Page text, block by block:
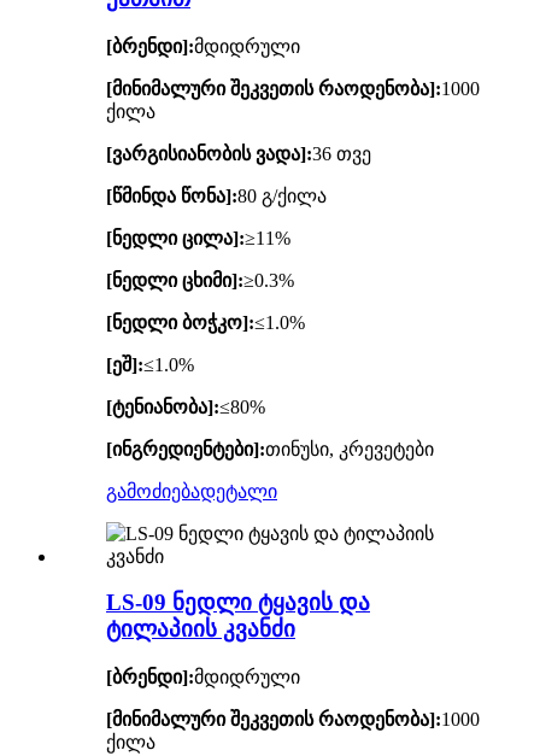
[ბრენდი]:მდიდრული
[მინიმალური შეკვეთის რაოდენობა]:1000
ქილა
[ვარგისიანობის ვადა]:36 თვე
[წმინდა წონა]:80 გ/ქილა
[ნედლი ცილა]:≥11%
[ნედლი ცხიმი]:≥0.3%
[ნედლი ბოჭკო]:≤1.0%
[ეშ]:≤1.0%
[ტენიანობა]:≤80%
[ინგრედიენტები]:თინუსი, კრევეტები
გამოძიებადეტალი
LS-09 ნედლი ტყავის და
ტილაპიის კვანძი
[ბრენდი]:მდიდრული
[მინიმალური შეკვეთის რაოდენობა]:1000
ქილა